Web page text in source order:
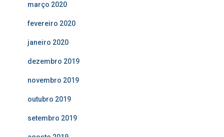
março 2020
fevereiro 2020
janeiro 2020
dezembro 2019
novembro 2019
outubro 2019
setembro 2019